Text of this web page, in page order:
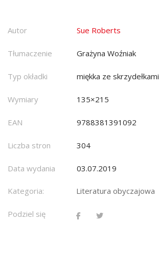
Autor Sue Roberts
Tłumaczenie Grażyna Woźniak
Typ okładki miękka ze skrzydełkami
Wymiary 135×215
EAN 9788381391092
Liczba stron 304
Data wydania 03.07.2019
Kategoria: Literatura obyczajowa
Podziel się